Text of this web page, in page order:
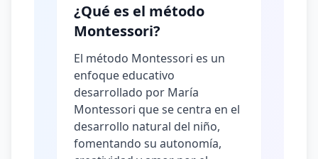
¿Qué es el método
Montessori?
El método Montessori es un
enfoque educativo
desarrollado por María
Montessori que se centra en el
desarrollo natural del niño,
fomentando su autonomía,